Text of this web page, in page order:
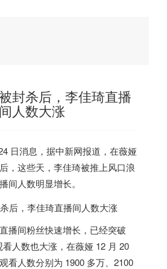
封杀后，李佳琦直播
间人数大涨
日消息，据中新网报道，在薇娅
，这些天，李佳琦被推上风口浪
间人数明显增长。
播间粉丝快速增长，已经突破
看人数也大涨，在薇娅 12 月 20
看人数分别为 1900 多万、2100